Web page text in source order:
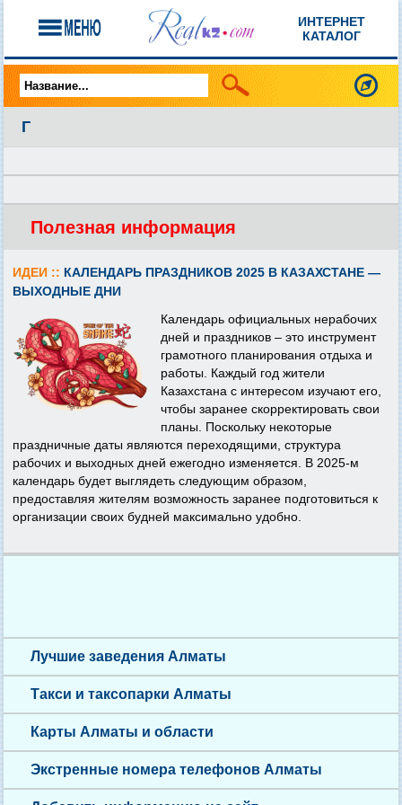
ИНТЕРНЕТ
КАТАЛОГ
Г
Полезная информация
ИДЕИ :: КАЛЕНДАРЬ ПРАЗДНИКОВ 2025 В КАЗАХСТАНЕ —
ВЫХОДНЫЕ ДНИ
Календарь официальных нерабочих
дней и праздников – это инструмент
грамотного планирования отдыха и
работы. Каждый год жители
Казахстана с интересом изучают его,
чтобы заранее скорректировать свои
планы. Поскольку некоторые
праздничные даты являются переходящими, структура
рабочих и выходных дней ежегодно изменяется. В 2025-м
календарь будет выглядеть следующим образом,
предоставляя жителям возможность заранее подготовиться к
организации своих будней максимально удобно.
Лучшие заведения Алматы
Такси и таксопарки Алматы
Карты Алматы и области
Экстренные номера телефонов Алматы